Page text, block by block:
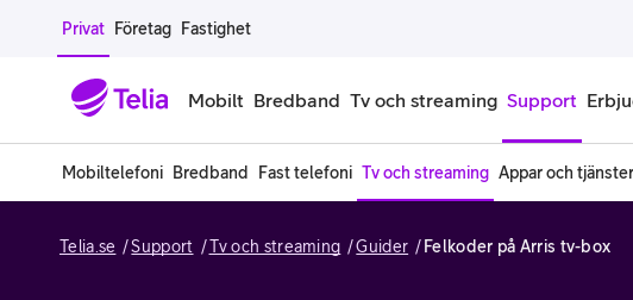
Gå till sidans innehåll
Privat Företag Fastighet
Mobilt
iPhone Alla mobilabonnemang
Bredband Tv och streaming Support
Mobiltelefoni Bredband Fast telefoni Tv och streaming Appar och tjänster
Telia.se Support Tv och streaming Guider Felkoder på Arris tv-box